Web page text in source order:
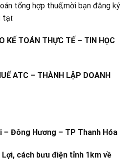
tổng hợp thuế,mời bạn đăng ký
tại:
KẾ TOÁN THỰC TẾ – TIN HỌC
ATC – THÀNH LẬP DOANH
– Đông Hương – TP Thanh Hóa
cách bưu điện tỉnh 1km về